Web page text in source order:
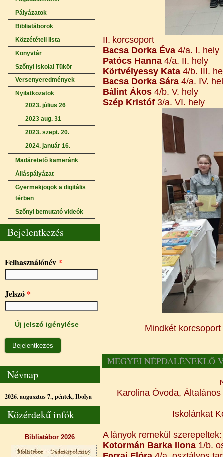
Pályázatok
Bibliatáborok
Közzétételi lista
Könyvtár
Szőnyi Iskolai Tükör
Versenyeredmények
Nyilatkozatok
2023. július 26
2023 aug. 31
2023. szept. 20.
2024. január 16.
Madáretető kameránk
Álláspályázat
Gyermekjogok a digitális
térben
Szőnyi bemutató videók
Bejelentkezés
Felhasználónév *
Jelszó *
Új jelszó igénylése
Névnap
2026. augusztus 7., péntek,Ibolya
Közérdekű infók
Bibliatábor 2026
II. korcsoport
Bacsa Dorka Éva 4/a. I. hely
Patócs Hanna 4/a. II. hely
Körtvélyessy Kata 4/b. III.
Bacsa Dorka Sára 4/a. IV.
Bálint Ákos 4/b. V. hely
Szép Kristóf 3/a. VI. hely
Mindkét
MEGYEI NÉPDALÉNEKLŐ
Karolina Óvoda,
Iskolánkat
A lányok remekül szerepeltek:
Kotormán Barka Ilona 1/b.